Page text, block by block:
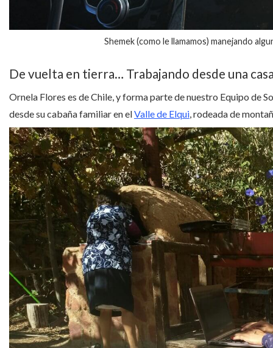
Shemek (como le llamamos) manejando
De vuelta en tierra… Trabajando desde una
Ornela Flores es de Chile, y forma parte de nuestro Equipo de
desde su cabaña familiar en elValle de Elqui, rodeada de